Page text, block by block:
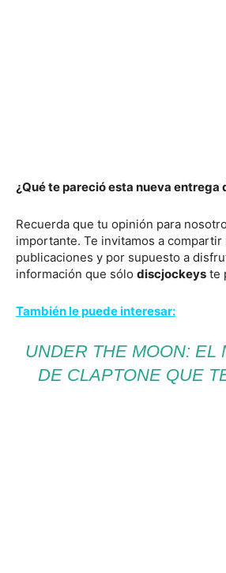
¿Qué te pareció esta nueva entrega
Recuerda que tu opinión para
importante. Te invitamos a compartir
publicaciones y por supuesto a
información que sólo discjockeys te
También le puede interesar:
UNDER THE MOON: EL
DE CLAPTONE QUE